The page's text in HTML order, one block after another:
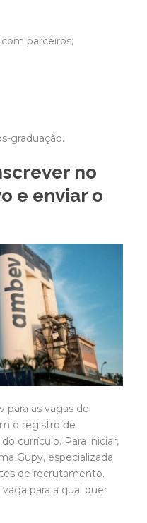
parceiros;
graduação.
no
e enviar o
para as vagas de
o registro de
currículo. Para iniciar,
Gupy, especializada
de recrutamento.
para a qual quer